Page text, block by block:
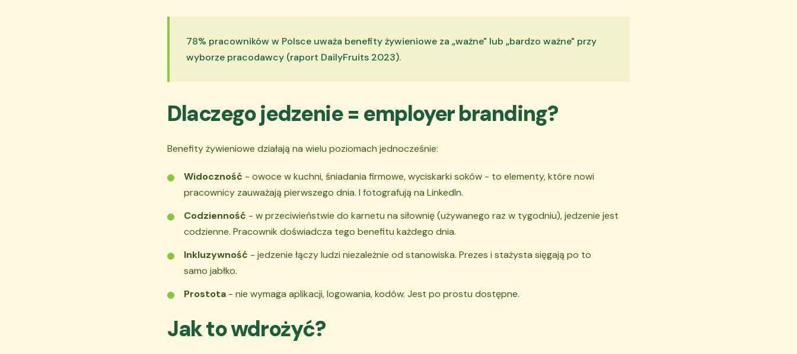
78% pracowników w Polsce uważa benefity żywieniowe za „ważne" lub „bardzo ważne" przy
wyborze pracodawcy (raport DailyFruits 2023).
Dlaczego jedzenie = employer branding?
Benefity żywieniowe działają na wielu poziomach jednocześnie:
Widoczność - owoce w kuchni, śniadania firmowe, wyciskarki soków - to elementy, które nowi
pracownicy zauważają pierwszego dnia. I fotografują na LinkedIn.
Codzienność - w przeciwieństwie do karnetu na siłownię (używanego raz w tygodniu), jedzenie jest
codzienne. Pracownik doświadcza tego benefitu każdego dnia.
Inkluzywność - jedzenie łączy ludzi niezależnie od stanowiska. Prezes i stażysta sięgają po to
samo jabłko.
Prostota - nie wymaga aplikacji, logowania, kodów. Jest po prostu dostępne.
Jak to wdrożyć?